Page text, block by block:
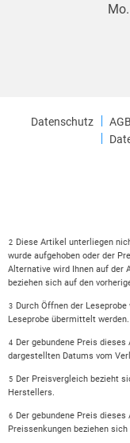
Datenschutz AGB
2
Diese Artikel unterliegen
wurde aufgehoben oder der
Alternative wird Ihnen auf der
beziehen sich auf den
3
Durch Öffnen der
Leseprobe übermittelt werden.
4
Der gebundene Preis
dargestellten Datums vom
5
Der Preisvergleich bezieht
Herstellers.
6
Der gebundene Preis
Preissenkungen beziehen